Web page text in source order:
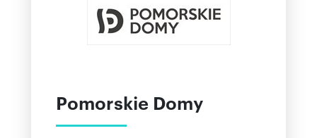
Pomorskie Domy